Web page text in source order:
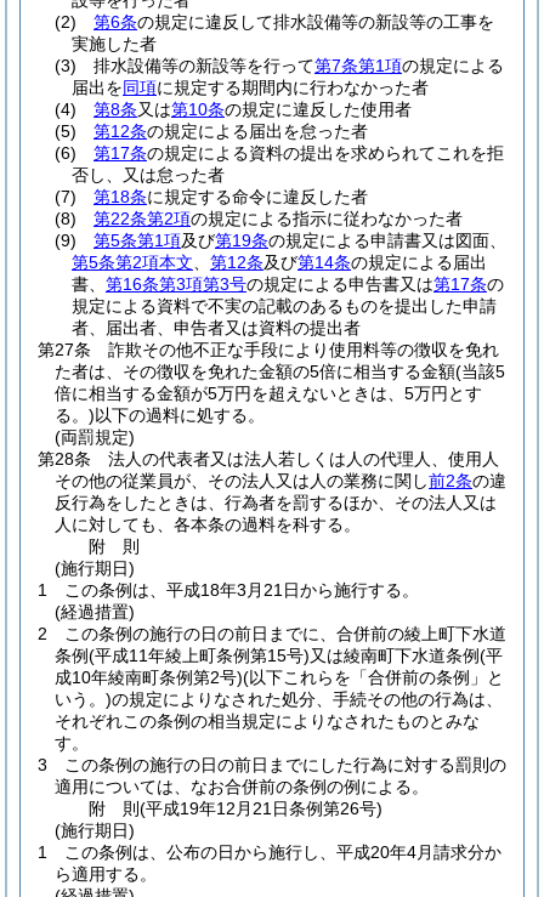
(2)
第6条の規定に違反して排水設備等の新設等の工事を
実施した者
(3)
排水設備等の新設等を行って第7条第1項の規定による
届出を同項に規定する期間内に行わなかった者
(4)
第8条又は第10条の規定に違反した使用者
(5)
第12条の規定による届出を怠った者
(6)
第17条の規定による資料の提出を求められてこれを拒
否し、又は怠った者
(7)
第18条に規定する命令に違反した者
(8)
第22条第2項の規定による指示に従わなかった者
(9)
第5条第1項及び第19条の規定による申請書又は図面、
第5条第2項本文
第12条及び第14条の規定による届出
書、 第16条第3項第3号の規定による申告書又は第17条の
規定による資料で不実の記載のあるものを提出した申請
者、届出者、申告者又は資料の提出者
第27条
詐欺その他不正な手段により使用料等の徴収を免れ
た者は、その徴収を免れた金額の5倍に相当する金額(当該5
倍に相当する金額が5万円を超えないときは、5万円とす
る。)以下の過料に処する。
(両罰規定)
第28条
法人の代表者又は法人若しくは人の代理人、使用人
その他の従業員が、その法人又は人の業務に関し前2条の違
反行為をしたときは、行為者を罰するほか、その法人又は
人に対しても、各本条の過料を科する。
附 則
(施行期日)
1
この条例は、平成18年3月21日から施行する。
(経過措置)
2
この条例の施行の日の前日までに、合併前の綾上町下水道
条例(平成11年綾上町条例第15号)又は綾南町下水道条例(平
成10年綾南町条例第2号)(以下これらを「合併前の条例」と
いう。)の規定によりなされた処分、手続その他の行為は、
それぞれこの条例の相当規定によりなされたものとみな
す。
3
この条例の施行の日の前日までにした行為に対する罰則の
適用については、なお合併前の条例の例による。
附 則(平成19年12月21日条例第26号)
(施行期日)
1
この条例は、公布の日から施行し、平成20年4月請求分か
ら適用する。